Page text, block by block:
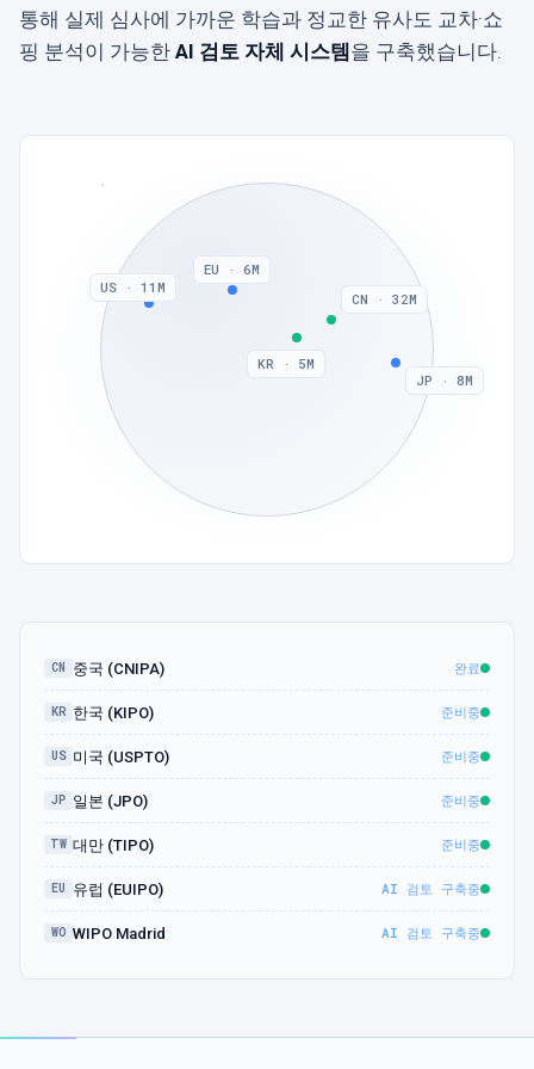
통해 실제 심사에 가까운 학습과 정교한 유사도 교차·쇼
핑 분석이 가능한 AI 검토 자체 시스템 을 구축했습니다.
CN · 32M
KR · 5M
JP · 8M
US · 11M
EU · 6M
CN 중국 (CNIPA) 완료
KR 한국 (KIPO) 준비중
US 미국 (USPTO) 준비중
JP 일본 (JPO) 준비중
TW 대만 (TIPO) 준비중
EU 유럽 (EUIPO) AI 검토 구축중
WO WIPO Madrid AI 검토 구축중